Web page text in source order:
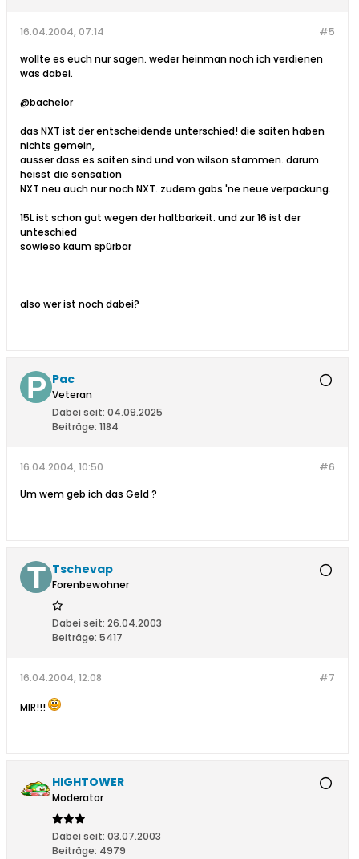
#5
16.04.2004, 07:14
wollte es euch nur sagen. weder heinman noch ich verdienen
was dabei.
@bachelor
das NXT ist der entscheidende unterschied! die saiten haben
nichts gemein,
ausser dass es saiten sind und von wilson stammen. darum
heisst die sensation
NXT neu auch nur noch NXT. zudem gabs 'ne neue verpackung.
15L ist schon gut wegen der haltbarkeit. und zur 16 ist der
unteschied
sowieso kaum spürbar
also wer ist noch dabei?
Pac
Veteran
Dabei seit: 04.09.2025
Beiträge: 1184
#6
16.04.2004, 10:50
Um wem geb ich das Geld ?
Tschevap
Forenbewohner
Dabei seit: 26.04.2003
Beiträge: 5417
#7
16.04.2004, 12:08
MIR!!!
HIGHTOWER
Moderator
Dabei seit: 03.07.2003
Beiträge: 4979